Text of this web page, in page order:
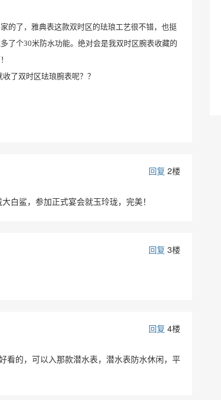
的了，雅典表这款双时区的珐琅工艺很不错，也挺
了个30米防水功能。绝对会是我双时区腕表收藏的
了双时区珐琅腕表呢？？
回复 2楼
白鲨，参加正式宴会就玉玲珑，完美！
回复 3楼
回复 4楼
看的，可以入那款潜水表，潜水表防水休闲，平